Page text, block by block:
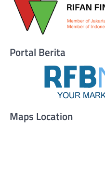
Portal Berita
Maps Location